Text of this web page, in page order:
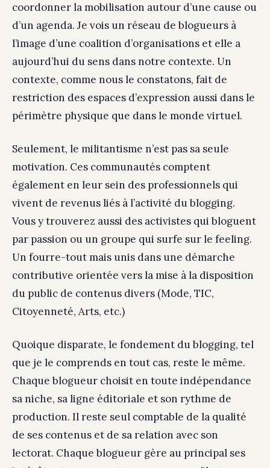
coordonner la mobilisation autour d’une cause ou
d’un agenda. Je vois un réseau de blogueurs à
l’image d’une coalition d’organisations et elle a
aujourd’hui du sens dans notre contexte. Un
contexte, comme nous le constatons, fait de
restriction des espaces d’expression aussi dans le
périmètre physique que dans le monde virtuel.
Seulement, le militantisme n’est pas sa seule
motivation. Ces communautés comptent
également en leur sein des professionnels qui
vivent de revenus liés à l’activité du blogging.
Vous y trouverez aussi des activistes qui bloguent
par passion ou un groupe qui surfe sur le feeling.
Un fourre-tout mais unis dans une démarche
contributive orientée vers la mise à la disposition
du public de contenus divers (Mode, TIC,
Citoyenneté, Arts, etc.)
Quoique disparate, le fondement du blogging, tel
que je le comprends en tout cas, reste le même.
Chaque blogueur choisit en toute indépendance
sa niche, sa ligne éditoriale et son rythme de
production. Il reste seul comptable de la qualité
de ses contenus et de sa relation avec son
lectorat. Chaque blogueur gère au principal ses